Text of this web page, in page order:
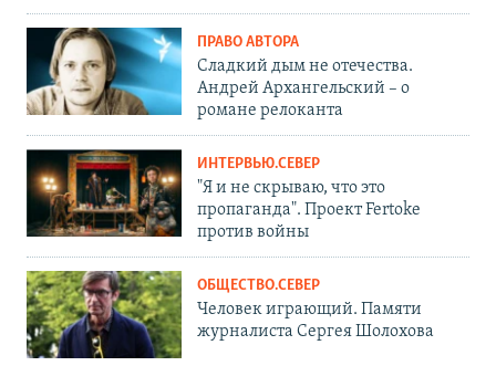
ПРАВО АВТОРА
Сладкий дым не отечества.
Андрей Архангельский – о
романе релоканта
ИНТЕРВЬЮ.СЕВЕР
"Я и не скрываю, что это
пропаганда". Проект Fertoke
против войны
ОБЩЕСТВО.СЕВЕР
Человек играющий. Памяти
журналиста Сергея Шолохова